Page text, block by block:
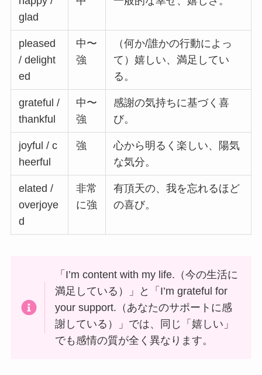
glad
pleased
/ delight
ed
中〜
強
（何か/誰かの行動によっ
て）嬉しい、満足してい
る。
grateful /
thankful
中〜
強
感謝の気持ちに基づく喜
び。
joyful / c
heerful
強
心から明るく楽しい、陽気
な気分。
elated /
overjoye
d
非常
に強
有頂天の、我を忘れるほど
の喜び。
「I’m content with my life.（今の生活に
満足している）」と「I’m grateful for
your support.（あなたのサポートに感
謝している）」では、同じ「嬉しい」
でも感情の質が全く異なります。